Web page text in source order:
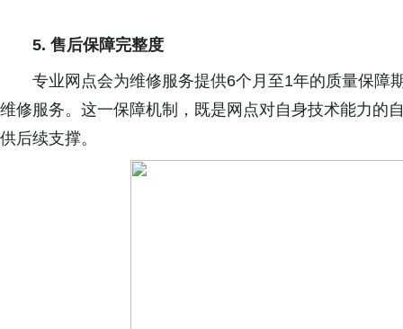
5. 售后保障完整度
专业网点会为维修服务提供6个月至1年的质量保障
维修服务。这一保障机制，既是网点对自身技术能力的
供后续支撑。